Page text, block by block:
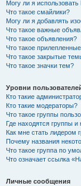
Могу ли я использовать
Что такое смайлики?
Могу ли я добавлять
Что такое важные
Что такое объявления?
Что такое
Что такое закрытые
Что такое значки тем?
Уровни
Кто такие
Кто такие модераторы?
Что такое группы
Где находятся группы и
Как мне стать лидером
Почему названия
Что такое группа по
Что означает ссылка
Личные сообщения